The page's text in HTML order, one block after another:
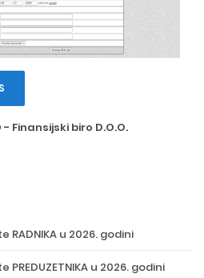
- Finansijski biro D.O.O.
u 2026. godini
u 2026. godini